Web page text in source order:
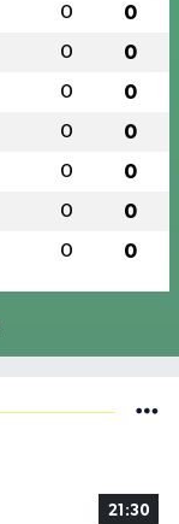
0 0
0 0
0 0
0 0
0 0
0 0
0 0
21:30